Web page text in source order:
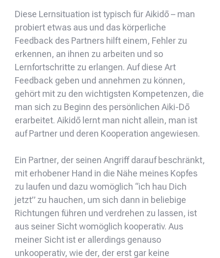
Diese Lernsituation ist typisch für Aikidō – man
probiert etwas aus und das körperliche
Feedback des Partners hilft einem, Fehler zu
erkennen, an ihnen zu arbeiten und so
Lernfortschritte zu erlangen. Auf diese Art
Feedback geben und annehmen zu können,
gehört mit zu den wichtigsten Kompetenzen, die
man sich zu Beginn des persönlichen Aiki-Dō
erarbeitet. Aikidō lernt man nicht allein, man ist
auf Partner und deren Kooperation angewiesen.
Ein Partner, der seinen Angriff darauf beschränkt,
mit erhobener Hand in die Nähe meines Kopfes
zu laufen und dazu womöglich “ich hau Dich
jetzt” zu hauchen, um sich dann in beliebige
Richtungen führen und verdrehen zu lassen, ist
aus seiner Sicht womöglich kooperativ. Aus
meiner Sicht ist er allerdings genauso
unkooperativ, wie der, der erst gar keine